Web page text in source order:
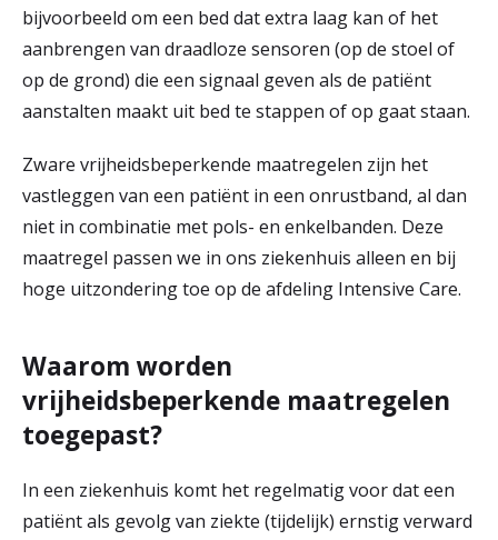
bijvoorbeeld om een bed dat extra laag kan of het
aanbrengen van draadloze sensoren (op de stoel of
op de grond) die een signaal geven als de patiënt
aanstalten maakt uit bed te stappen of op gaat staan.
Zware vrijheidsbeperkende maatregelen zijn het
vastleggen van een patiënt in een onrustband, al dan
niet in combinatie met pols- en enkelbanden. Deze
maatregel passen we in ons ziekenhuis alleen en bij
hoge uitzondering toe op de afdeling Intensive Care.
Waarom worden
vrijheidsbeperkende maatregelen
toegepast?
In een ziekenhuis komt het regelmatig voor dat een
patiënt als gevolg van ziekte (tijdelijk) ernstig verward